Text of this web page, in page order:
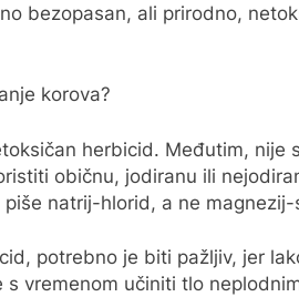
bezopasan, ali prirodno,
korova?
herbicid. Međutim, nije
običnu, jodiranu ili
natrij-hlorid, a ne
potrebno je biti pažljiv, jer
s vremenom učiniti tlo